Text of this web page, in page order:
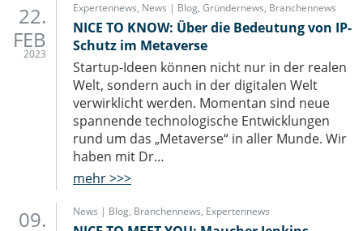
22.
FEB
2023
Expertennews, News | Blog, Gründernews, Branchennews
NICE TO KNOW: Über die Bedeutung von IP-
Schutz im Metaverse
Startup-Ideen können nicht nur in der realen
Welt, sondern auch in der digitalen Welt
verwirklicht werden. Momentan sind neue
spannende technologische Entwicklungen
rund um das „Metaverse“ in aller Munde. Wir
haben mit Dr…
mehr >>>
09.
News | Blog, Branchennews, Expertennews